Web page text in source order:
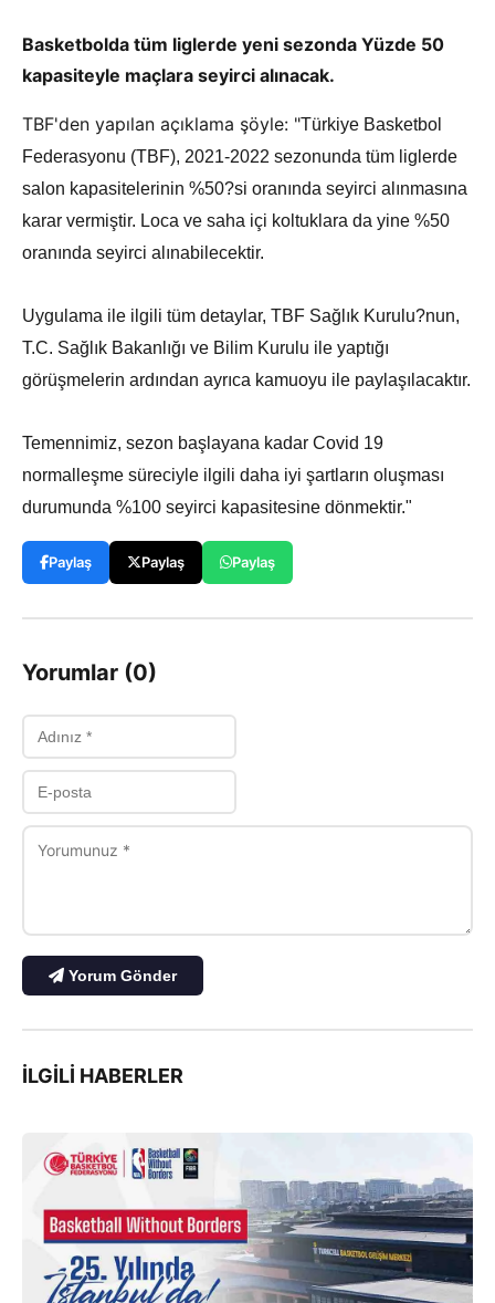
Basketbolda tüm liglerde yeni sezonda Yüzde 50
kapasiteyle maçlara seyirci alınacak.
TBF'den yapılan açıklama şöyle: "Türkiye Basketbol
Federasyonu (TBF), 2021-2022 sezonunda tüm liglerde
salon kapasitelerinin %50?si oranında seyirci alınmasına
karar vermiştir. Loca ve saha içi koltuklara da yine %50
oranında seyirci alınabilecektir.
Uygulama ile ilgili tüm detaylar, TBF Sağlık Kurulu?nun,
T.C. Sağlık Bakanlığı ve Bilim Kurulu ile yaptığı
görüşmelerin ardından ayrıca kamuoyu ile paylaşılacaktır.
Temennimiz, sezon başlayana kadar Covid 19
normalleşme süreciyle ilgili daha iyi şartların oluşması
durumunda %100 seyirci kapasitesine dönmektir."
Paylaş Paylaş Paylaş
Yorumlar (0)
Yorum Gönder
İLGILI HABERLER